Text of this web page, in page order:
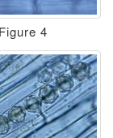
Figure 4